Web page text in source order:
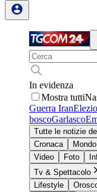
In evidenza
Mostra tutti
Guerra Iran
boscoGarlasco
Tutte le notizie
Cronaca
Mondo
Video
Foto
Tv & Spettacolo
Lifestyle